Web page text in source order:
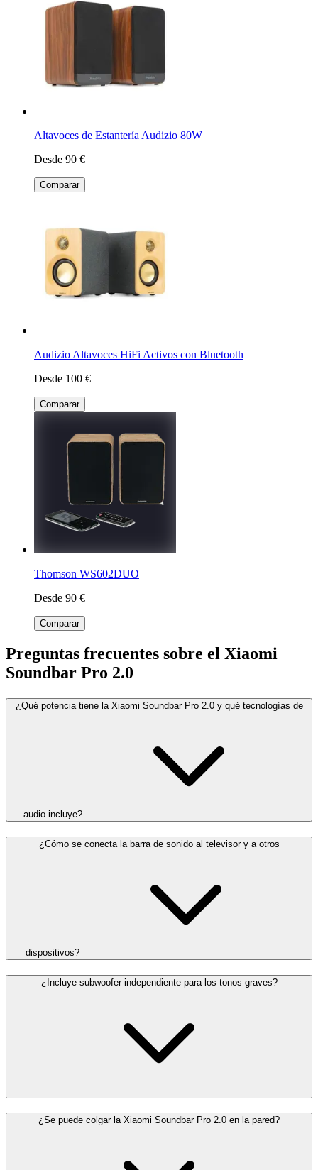
Altavoces de Estantería Audizio 80W
Desde 90 €
Comparar
Audizio Altavoces HiFi Activos con Bluetooth
Desde 100 €
Comparar
Thomson WS602DUO
Desde 90 €
Comparar
Preguntas frecuentes sobre el Xiaomi
Soundbar Pro 2.0
¿Qué potencia tiene la Xiaomi Soundbar Pro 2.0 y qué tecnologías de
audio incluye?
¿Cómo se conecta la barra de sonido al televisor y a otros
dispositivos?
¿Incluye subwoofer independiente para los tonos graves?
¿Se puede colgar la Xiaomi Soundbar Pro 2.0 en la pared?